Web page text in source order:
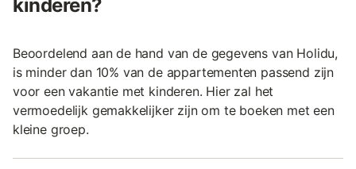
kinderen?
Beoordelend aan de hand van de gegevens van Holidu,
is minder dan 10% van de appartementen passend zijn
voor een vakantie met kinderen. Hier zal het
vermoedelijk gemakkelijker zijn om te boeken met een
kleine groep.